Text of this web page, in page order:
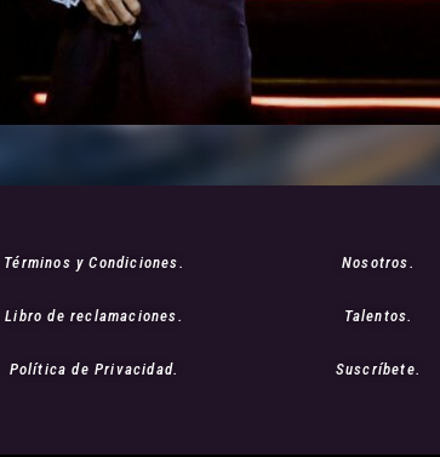
Términos y Condiciones.
Libro de reclamaciones.
Política de Privacidad.
Nosotros.
Talentos.
Suscríbete.